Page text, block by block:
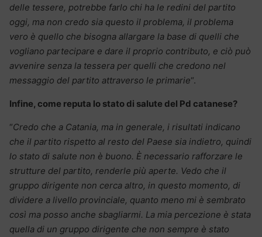
delle tessere, potrebbe farlo chi ha le redini del partito
oggi, ma non credo sia questo il problema, il problema
vero è quello che bisogna allargare la base di quelli che
vogliano partecipare e dare il proprio contributo, e ciò può
avvenire senza la tessera per quelli che credono nel
messaggio del partito attraverso le primarie“.
Infine, come reputa lo stato di salute del Pd catanese?
“Credo che a Catania, ma in generale, i risultati indicano
che il partito rispetto al resto del Paese sia indietro, quindi
lo stato di salute non è buono. È necessario rafforzare le
strutture del partito, renderle più aperte. Vedo che il
gruppo dirigente non cerca altro, in questo momento, di
dividere a livello provinciale, quanto meno mi è sembrato
così ma posso anche sbagliarmi. La mia percezione è stata
quella di un gruppo dirigente che non sempre è stato